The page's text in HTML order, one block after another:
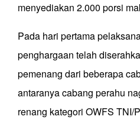
menyediakan 2.000 porsi
Pada hari pertama
penghargaan telah
pemenang dari beberapa
antaranya cabang perahu
renang kategori OWFS TNI/